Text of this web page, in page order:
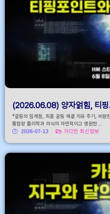
(2026.06.08) 양자얽힘, 티
*갈등의 임계점, 최종 갈등 해결 치유 주기, 비참
통합장 물리학과 의식의 자연적이고 영원한...
2026-07-13
가디언 최신정보